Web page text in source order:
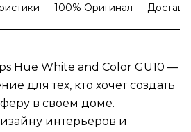
100% Оригинал
Hue White and Color GU10 —
для тех, кто хочет создать
в своем доме.
интерьеров и